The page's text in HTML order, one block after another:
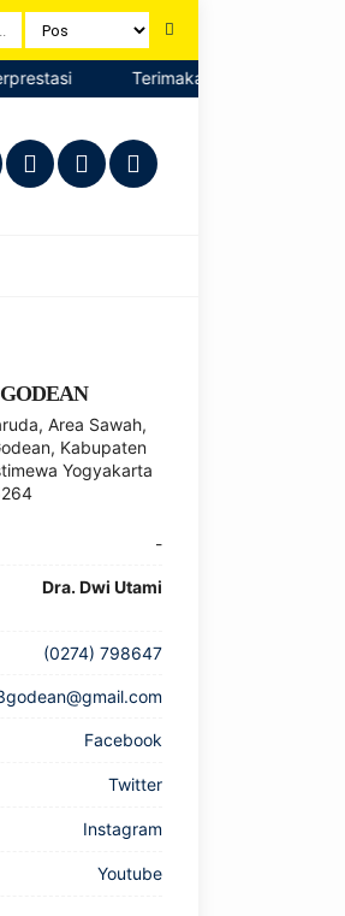
Terimakasih telah
Area Sawah,
Kabupaten
Yogyakarta
-
Dra. Dwi Utami
(0274) 798647
Facebook
Twitter
Instagram
Youtube